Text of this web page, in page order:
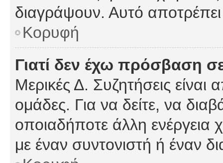
διαγράψουν. Αυτό
Κορυφή
Γιατί δεν έχω πρόσβαση
Μερικές Δ. Συζητήσεις είναι
ομάδες. Για να δείτε, να
οποιαδήποτε άλλη ενέργεια
με έναν συντονιστή ή έναν